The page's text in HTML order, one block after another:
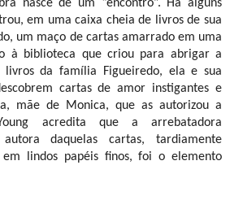
nasce de um “encontro”. Há alguns
em uma caixa cheia de livros de sua
um maço de cartas amarrado em uma
à biblioteca que criou para abrigar a
livros da família Figueiredo, ela e sua
cartas de amor instigantes e
mãe de Monica, que as autorizou a
acredita que a arrebatadora
daquelas cartas, tardiamente
em lindos papéis finos, foi o elemento